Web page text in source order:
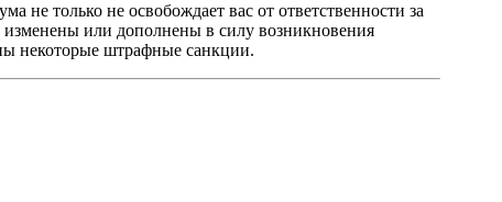
не только не освобождает вас от ответственности за
или дополнены в силу возникновения
некоторые штрафные санкции.